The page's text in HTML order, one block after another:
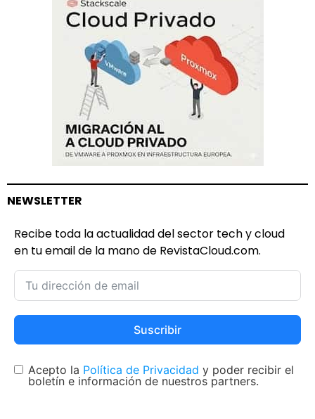
NEWSLETTER
Recibe toda la actualidad del sector tech y cloud
en tu email de la mano de RevistaCloud.com.
Suscribir
Acepto la Política de Privacidad y poder recibir el
boletín e información de nuestros partners.